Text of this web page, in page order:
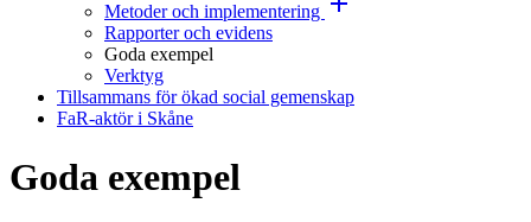
Metoder och implementering
Rapporter och evidens
Goda exempel
Verktyg
Tillsammans för ökad social gemenskap
FaR-aktör i Skåne
Goda exempel